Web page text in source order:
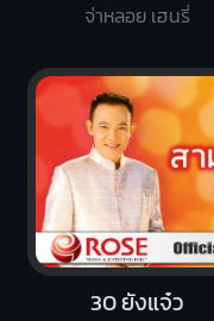
จ่าหลอย เฮนรี่
30 ยังแจ๋ว